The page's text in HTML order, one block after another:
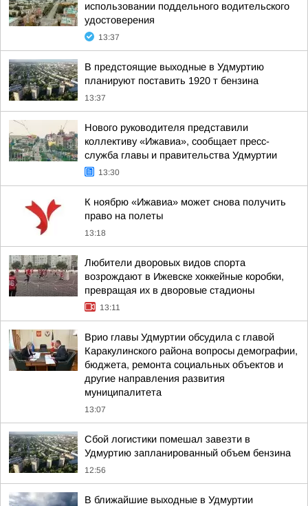
использовании поддельного водительского
удостоверения
13:37
В предстоящие выходные в Удмуртию
планируют поставить 1920 т бензина
13:37
Нового руководителя представили
коллективу «Ижавиа», сообщает пресс-
служба главы и правительства Удмуртии
13:30
К ноябрю «Ижавиа» может снова получить
право на полеты
13:18
Любители дворовых видов спорта
возрождают в Ижевске хоккейные коробки,
превращая их в дворовые стадионы
13:11
Врио главы Удмуртии обсудила с главой
Каракулинского района вопросы демографии,
бюджета, ремонта социальных объектов и
другие направления развития
муниципалитета
13:07
Сбой логистики помешал завезти в
Удмуртию запланированный объем бензина
12:56
В ближайшие выходные в Удмуртии